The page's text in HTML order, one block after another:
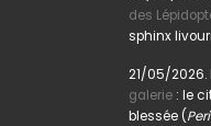
des
sphinx
21/05/2026.
galerie : le
blessée (